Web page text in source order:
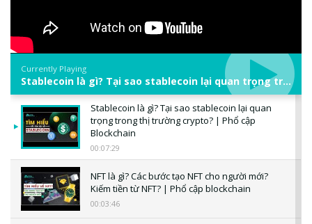
Currently Playing
Stablecoin là gì? Tại sao stablecoin lại quan trọng trong thị trường crypto? | Phổ cập Blockchain
Stablecoin là gì? Tại sao stablecoin lại quan
trọng trong thị trường crypto? | Phổ cập
Blockchain
00:07:29
NFT là gì? Các bước tạo NFT cho người mới?
Kiếm tiền từ NFT? | Phổ cập blockchain
00:03:46